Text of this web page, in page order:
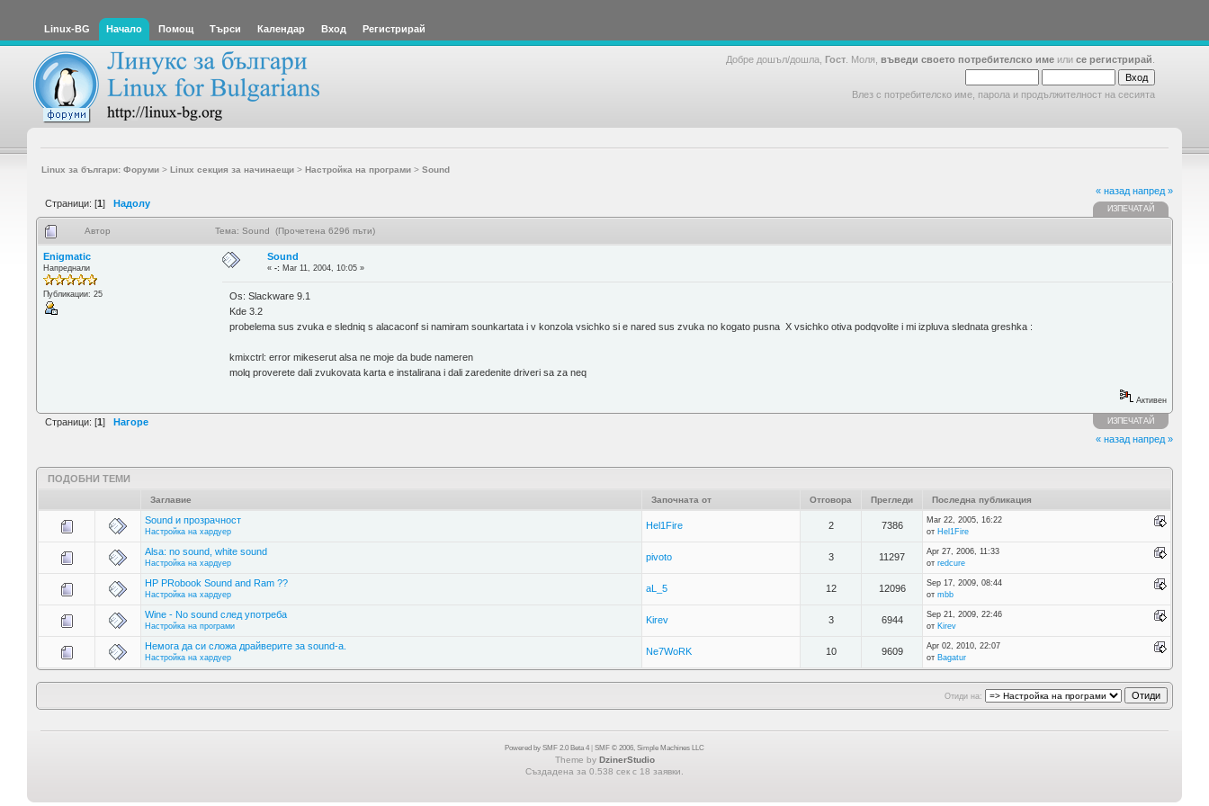
Linux-BG Начало Помощ Търси Календар Вход Регистрирай
Добре дошъл/дошла, Гост . Моля, въведи своето потребителско име или се регистрирай
Влез с потребителско име, парола и продължителност на сесията
Linux за българи: Форуми> Linux секция за начинаещи> Настройка на програми> Sound
Страници: [1] Надолу
« назад напред »
ИЗПЕЧАТАЙ
Автор Тема: Sound (Прочетена 6296 пъти)
Enigmatic
Напреднали
Публикации: 25
Sound
«-: Mar 11, 2004, 10:05 »
Os: Slackware 9.1
Kde 3.2
probelema sus zvuka e sledniq s alacaconf si namiram sounkartata i v konzola vsichko si e nared sus zvuka no kogato pusna X vsichko otiva podqvolite i mi izpluva slednata greshka :
kmixctrl: error mikeserut alsa ne moje da bude nameren
molq proverete dali zvukovata karta e instalirana i dali zaredenite driveri sa za neq
Активен
Страници: [1] Нагоре ИЗПЕЧАТАЙ
« назад напред »
ПОДОБНИ ТЕМИ
Заглавие Започната от Отговора Прегледи Последна публикация
Sound и прозрачност
Настройка на хардуер
Hel1Fire 2 7386
Mar 22, 2005, 16:22
от Hel1Fire
Alsa: no sound, white sound
Настройка на хардуер
pivoto 3 11297
Apr 27, 2006, 11:33
от redcure
HP PRobook Sound and Ram ??
Настройка на хардуер
aL_5 12 12096
Sep 17, 2009, 08:44
от mbb
Wine - No sound след употреба
Настройка на програми
Kirev 3 6944
Sep 21, 2009, 22:46
от Kirev
Немога да си сложа драйверите за sound-a.
Настройка на хардуер
Ne7WoRK 10 9609
Apr 02, 2010, 22:07
от Bagatur
Отиди на:
Powered by SMF 2.0 Beta 4 SMF © 2006, Simple Machines LLC
Theme by DzinerStudio
Създадена за 0.538 сек с 18 заявки.